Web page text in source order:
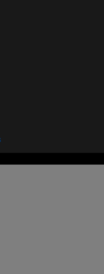
en nueva ventana)
en nueva ventana)